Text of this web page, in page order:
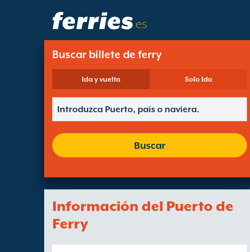
.es
Buscar billete de ferry
Ida y vuelta Solo Ida
Buscar
Información del Puerto de
Ferry